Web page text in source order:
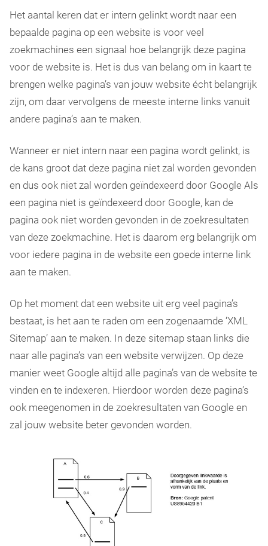
Het aantal keren dat er intern gelinkt wordt naar een
bepaalde pagina op een website is voor veel
zoekmachines een signaal hoe belangrijk deze pagina
voor de website is. Het is dus van belang om in kaart te
brengen welke pagina’s van jouw website écht belangrijk
zijn, om daar vervolgens de meeste interne links vanuit
andere pagina’s aan te maken.
Wanneer er niet intern naar een pagina wordt gelinkt, is
de kans groot dat deze pagina niet zal worden gevonden
en dus ook niet zal worden geïndexeerd door Google Als
een pagina niet is geïndexeerd door Google, kan de
pagina ook niet worden gevonden in de zoekresultaten
van deze zoekmachine. Het is daarom erg belangrijk om
voor iedere pagina in de website een goede interne link
aan te maken.
Op het moment dat een website uit erg veel pagina’s
bestaat, is het aan te raden om een zogenaamde ‘XML
Sitemap’ aan te maken. In deze sitemap staan links die
naar alle pagina’s van een website verwijzen. Op deze
manier weet Google altijd alle pagina’s van de website te
vinden en te indexeren. Hierdoor worden deze pagina’s
ook meegenomen in de zoekresultaten van Google en
zal jouw website beter gevonden worden.